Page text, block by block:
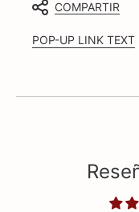
COMPARTIR
POP-UP LINK TEXT